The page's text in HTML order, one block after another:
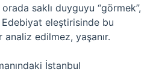
saklı duyguyu “görmek”,
eleştirisinde bu
edilmez, yaşanır.
İstanbul